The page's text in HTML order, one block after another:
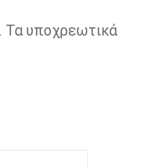
Τα υποχρεωτικά